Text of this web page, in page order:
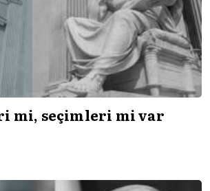
mi, seçimleri mi var